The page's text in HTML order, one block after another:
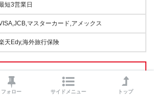
短3営業日
マスターカード,アメックス
天Edy,海外旅行保険
りやすい
！
フォロー サイドメニュー トップ